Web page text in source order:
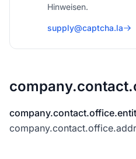
Hinweisen.
supply@captcha.la